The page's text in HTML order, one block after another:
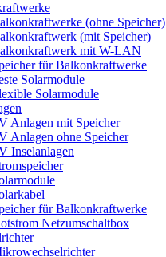
(ohne Speicher)
(mit Speicher)
mit W-LAN
für Balkonkraftwerke
Solarmodule
Solarmodule
Anlagen mit Speicher
Anlagen ohne Speicher
Inselanlagen
für Balkonkraftwerke
Netzumschaltbox